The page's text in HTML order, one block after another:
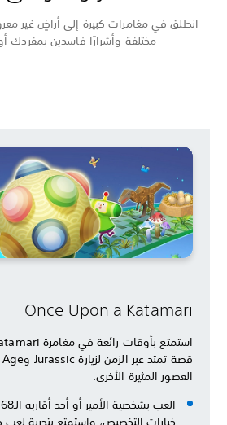
انطلق في مغامرات كبيرة إلى أراضٍ غير
مختلفة وأشرارًا فاسدين بمفردك
Once Upon a Katamari
العصور المثيرة الأخرى.
خيارات التخصيص، واستمتع بتجربة لعب